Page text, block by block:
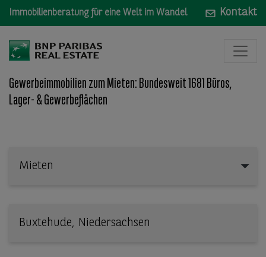
Immobilienberatung für eine Welt im Wandel Kontakt
Gewerbeimmobilien zum Mieten: Bundesweit 1681 Büros,
Lager- & Gewerbeflächen
Mieten